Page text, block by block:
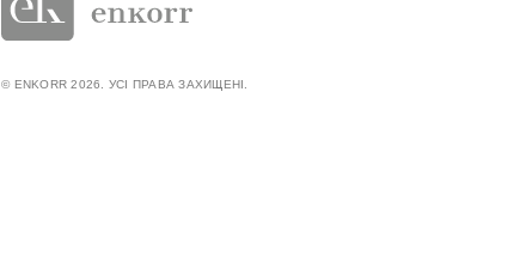
© ENKORR 2026. УСІ ПРАВА ЗАХИЩЕНІ.